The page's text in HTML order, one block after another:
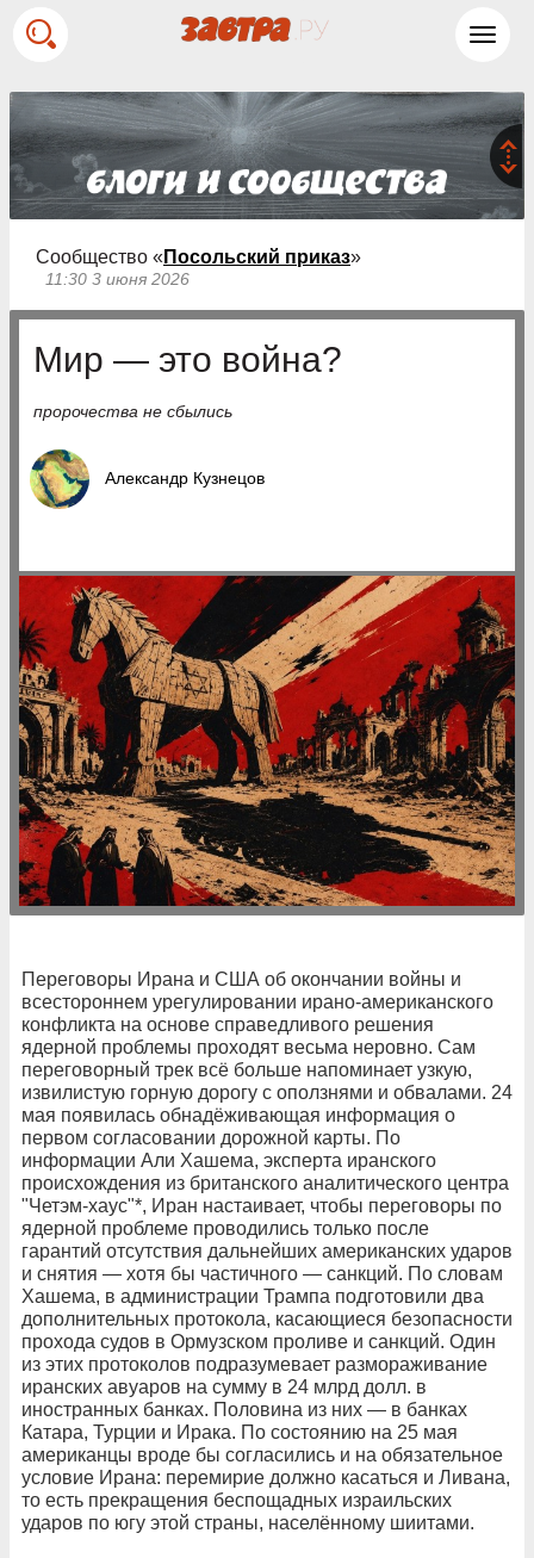
Сообщество « Посольский приказ»
11:30 3 июня 2026
Мир — это война?
пророчества не сбылись
Александр Кузнецов
Переговоры Ирана и США об окончании войны и
всестороннем урегулировании ирано-американского
конфликта на основе справедливого решения
ядерной проблемы проходят весьма неровно. Сам
переговорный трек всё больше напоминает узкую,
извилистую горную дорогу с оползнями и обвалами. 24
мая появилась обнадёживающая информация о
первом согласовании дорожной карты. По
информации Али Хашема, эксперта иранского
происхождения из британского аналитического центра
"Четэм-хаус"*, Иран настаивает, чтобы переговоры по
ядерной проблеме проводились только после
гарантий отсутствия дальнейших американских ударов
и снятия — хотя бы частичного — санкций. По словам
Хашема, в администрации Трампа подготовили два
дополнительных протокола, касающиеся безопасности
прохода судов в Ормузском проливе и санкций. Один
из этих протоколов подразумевает размораживание
иранских авуаров на сумму в 24 млрд долл. в
иностранных банках. Половина из них — в банках
Катара, Турции и Ирака. По состоянию на 25 мая
американцы вроде бы согласились и на обязательное
условие Ирана: перемирие должно касаться и Ливана,
то есть прекращения беспощадных израильских
ударов по югу этой страны, населённому шиитами.